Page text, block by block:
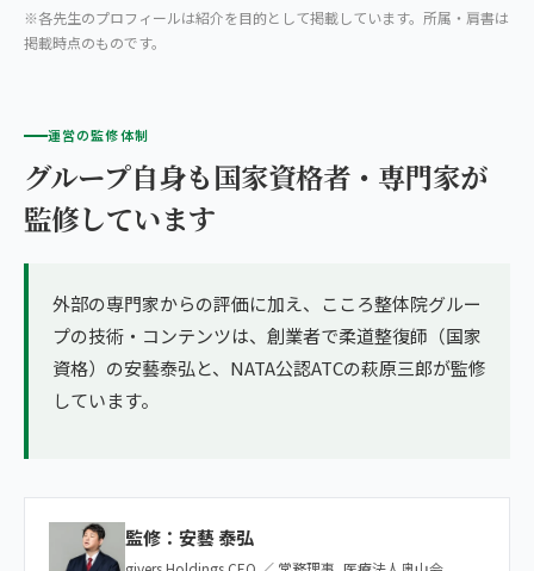
※各先生のプロフィールは紹介を目的として掲載しています。所属・肩書は
掲載時点のものです。
運営の監修体制
グループ自身も国家資格者・専門家が
監修しています
外部の専門家からの評価に加え、こころ整体院グルー
プの技術・コンテンツは、創業者で柔道整復師（国家
資格）の安藝泰弘と、NATA公認ATCの萩原三郎が監修
しています。
監修：安藝 泰弘